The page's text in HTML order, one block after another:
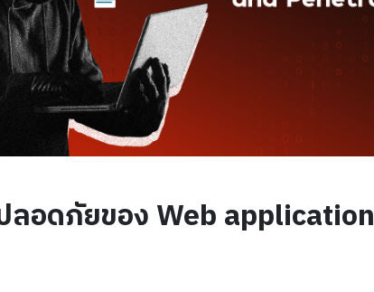
ลอดภัยของ Web application